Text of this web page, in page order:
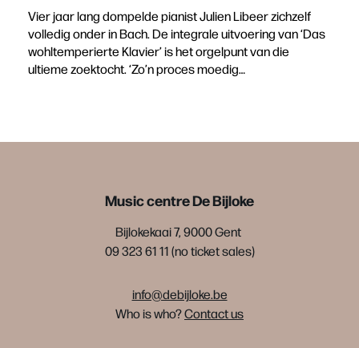
Vier jaar lang dompelde pianist Julien Libeer zichzelf
volledig onder in Bach. De integrale uitvoering van ‘Das
wohltemperierte Klavier’ is het orgelpunt van die
ultieme zoektocht. ‘Zo’n proces moedig…
Music centre De Bijloke
Bijlokekaai 7, 9000 Gent
09 323 61 11 (no ticket sales)
info@debijloke.be
Who is who?Contact us